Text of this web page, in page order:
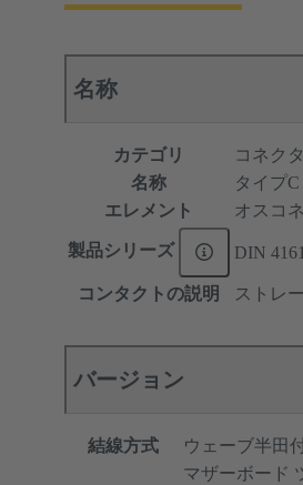
名称
カテゴリ
コネクタ
名称
タイプC
エレメント
オスコ
製品シリーズ DIN
コンタクトの説明 ストレ
バージョン
結線方式 ウェーブ半田
マザーボード